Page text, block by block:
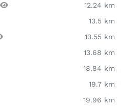
12.24 km
13.5 km
13.55 km
13.68 km
18.84 km
19.7 km
19.96 km